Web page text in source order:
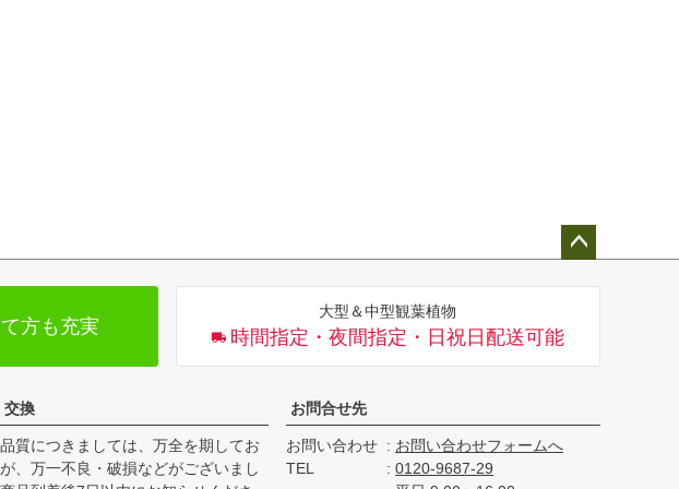
へ
方も充実
大型＆中型観葉植物
時間指定・夜間指定・日祝日配送可能
交換
質につきましては、万全を期してお
、万一不良・破損などがございまし
お問合せ先
お問い合わせ
お問い合わせフォームへ
TEL
0120-9687-29